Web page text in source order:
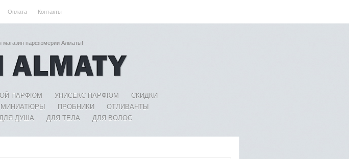
Оплата Контакты
магазин парфюмерии Алматы!
ПАРФЮМ УНИСЕКС ПАРФЮМ
СКИДКИ
МИНИАТЮРЫ ПРОБНИКИ
ОТЛИВАНТЫ
ДУША ДЛЯ ТЕЛА ДЛЯ ВОЛОС